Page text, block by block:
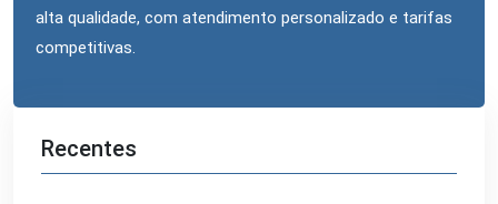
alta qualidade, com atendimento personalizado e tarifas
competitivas.
Recentes